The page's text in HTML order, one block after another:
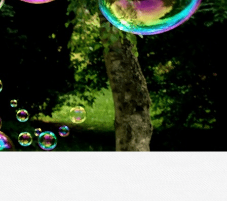
Exporter les lignes sélectionnées
Exporter toutes les colonnes
Exporter uniquement les colonnes affichées
Images de la page d'accueil
Cliquez pour éditer